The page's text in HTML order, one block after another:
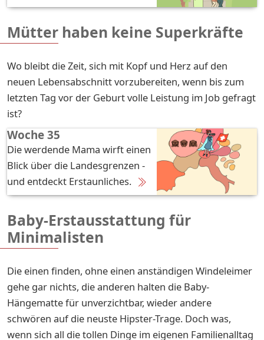
Mütter haben keine Superkräfte
Wo bleibt die Zeit, sich mit Kopf und Herz auf den
neuen Lebensabschnitt vorzubereiten, wenn bis zum
letzten Tag vor der Geburt volle Leistung im Job gefragt
ist?
Woche 35
Die werdende Mama wirft einen
Blick über die Landesgrenzen -
und entdeckt Erstaunliches.
Baby-Erstausstattung für
Minimalisten
Die einen finden, ohne einen anständigen Windeleimer
gehe gar nichts, die anderen halten die Baby-
Hängematte für unverzichtbar, wieder andere
schwören auf die neuste Hipster-Trage. Doch was,
wenn sich all die tollen Dinge im eigenen Familienalltag